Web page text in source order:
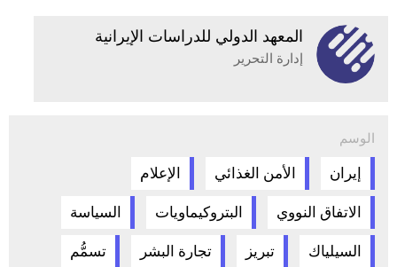
المعهد الدولي للدراسات الإيرانية
إدارة التحرير
الوسم
إيران الأمن الغذائي الإعلام
الاتفاق النووي البتروكيماويات السياسة
السيلياك تبريز تجارة البشر تسمُّم